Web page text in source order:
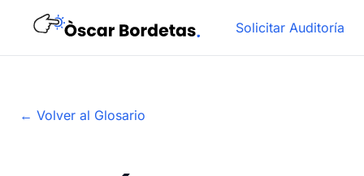
Solicitar Auditoría
← Volver al Glosario